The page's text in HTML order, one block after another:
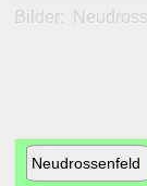
Bilder:
Neudrossenfeld